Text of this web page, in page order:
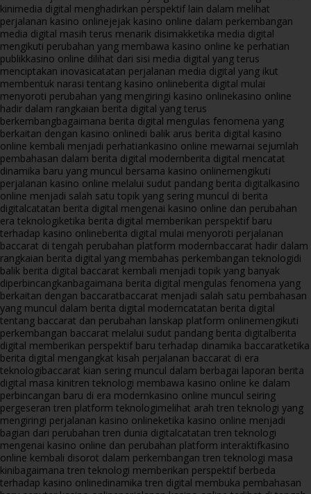
kinimedia digital menghadirkan perspektif lain dalam melihat
perjalanan kasino onlinejejak kasino online dalam perkembangan
media digital masih terus menarik disimakketika media digital
mengikuti perubahan yang membawa kasino online ke perhatian
publikkasino online dilihat dari sisi media digital yang terus
menciptakan inovasicatatan perjalanan media digital yang ikut
membentuk narasi tentang kasino onlineberita digital mulai
menyoroti perubahan yang mengiringi kasino onlinekasino online
hadir dalam rangkaian berita digital yang terus
berkembangbagaimana berita digital mengulas fenomena yang
berkaitan dengan kasino onlinedi balik arus berita digital kasino
online kembali menjadi perhatiankasino online mewarnai sejumlah
pembahasan dalam berita digital modernberita digital mencatat
dinamika baru yang muncul bersama kasino onlinemengikuti
perjalanan kasino online melalui sudut pandang berita digitalkasino
online menjadi salah satu topik yang sering muncul di berita
digitalcatatan berita digital mengenai kasino online dan perubahan
era teknologiketika berita digital memberikan perspektif baru
terhadap kasino onlineberita digital mulai menyoroti perjalanan
baccarat di tengah perubahan platform modernbaccarat hadir dalam
rangkaian berita digital yang membahas perkembangan teknologidi
balik berita digital baccarat kembali menjadi topik yang banyak
diperbincangkanbagaimana berita digital mengulas fenomena yang
berkaitan dengan baccaratbaccarat menjadi salah satu pembahasan
yang muncul dalam berita digital moderncatatan berita digital
tentang baccarat dan perubahan lanskap platform onlinemengikuti
perkembangan baccarat melalui sudut pandang berita digitalberita
digital memberikan perspektif baru terhadap dinamika baccaratketika
berita digital mengangkat kisah perjalanan baccarat di era
teknologibaccarat kian sering muncul dalam berbagai laporan berita
digital masa kinitren teknologi membawa kasino online ke dalam
perbincangan baru di era modernkasino online muncul seiring
pergeseran tren platform teknologimelihat arah tren teknologi yang
mengiringi perjalanan kasino onlineketika kasino online menjadi
bagian dari perubahan tren dunia digitalcatatan tren teknologi
mengenai kasino online dan perubahan platform interaktifkasino
online kembali disorot dalam perkembangan tren teknologi masa
kinibagaimana tren teknologi memberikan perspektif berbeda
terhadap kasino onlinedinamika tren digital membuka pembahasan